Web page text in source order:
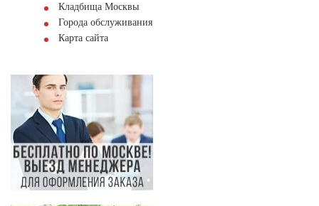
Кладбища Москвы
Города обслуживания
Карта сайта